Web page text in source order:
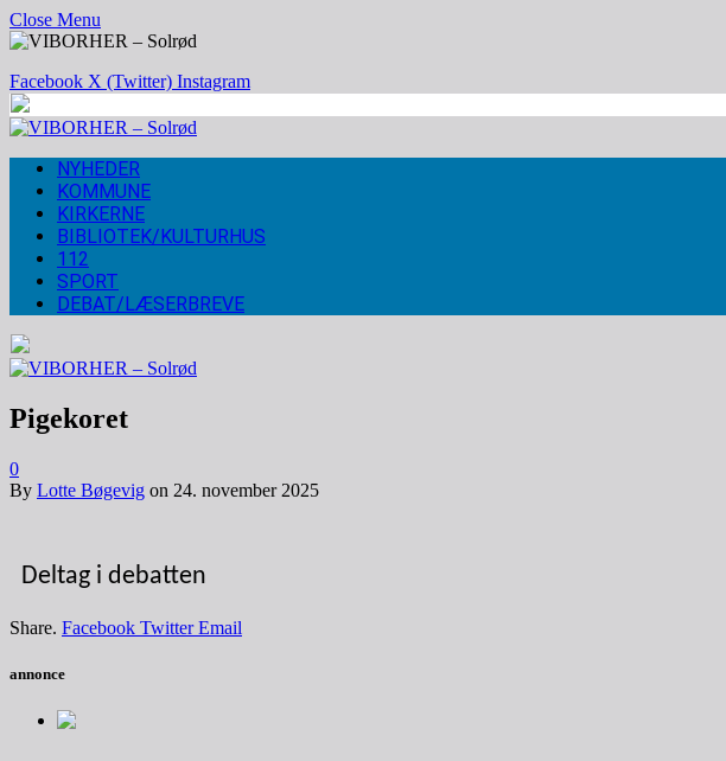
Close Menu
Facebook X (Twitter) Instagram
NYHEDER
KOMMUNE
KIRKERNE
BIBLIOTEK/KULTURHUS
112
SPORT
DEBAT/LÆSERBREVE
Pigekoret
0
By Lotte Bøgevig on 24. november 2025
Deltag i debatten
Share. Facebook Twitter Email
annonce